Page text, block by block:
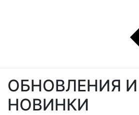
ОБНОВЛЕНИЯ И
НОВИНКИ